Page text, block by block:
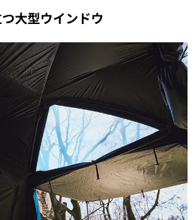
大型ウインドウ